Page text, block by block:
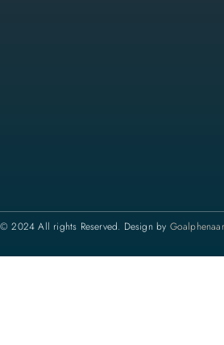
© 2024 All rights Reserved. Design by